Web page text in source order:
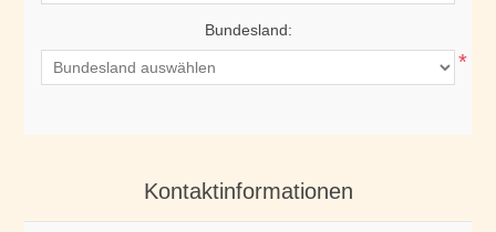
Bundesland:
*
Kontaktinformationen